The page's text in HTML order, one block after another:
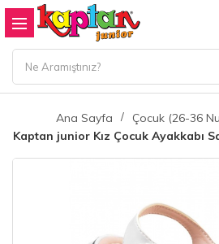
Ana Sayfa Çocuk (26-36
Kaptan junior Kız Çocuk Ayakkabı